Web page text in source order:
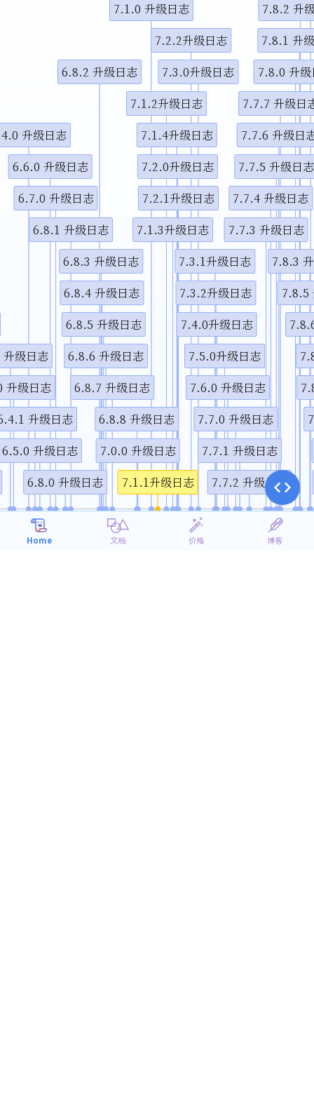
7.8.5
7.7.2 升级日志
7.7.1 升级日志
7.7.0 升级日志
7.6.0 升级日志
7.5.0升级日志
7.4.0升级日志
7.3.2升级日志
7.3.1升级日志
7.7.3 升级日志
7.7.4 升级日志
7.7.5 升级日志
7.7.6 升级日
7.7.7 升级日
7.8.0 升级
7.8.1 升
7.8.2 升
7.8.3
7.3.0升级日志
7.2.2升级日志
7.2.1升级日志
7.2.0升级日志
7.1.4升级日志
7.1.3升级日志
7.1.2升级日志
7.1.1升级日志
7.1.0 升级日志
7.0.0 升级日志
6.8.8 升级日志
6.8.7 升级日志
6.8.6 升级日志
6.8.5 升级日志
6.8.4 升级日志
6.8.3 升级日志
6.8.2 升级日志
6.8.1 升级日志
6.8.0 升级日志
6.7.0 升级日志
6.6.0 升级日志
6.5.0 升级日志
升级日志
升级日志
升级日志
级日志
10月
2019
1月 4月
频说
Home 文档 价格 博客